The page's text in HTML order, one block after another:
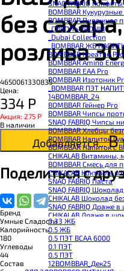
SNAQ FABRIQ
BOMBBAR
BOMBBAR Пирожное
_CИРОПЫ MONIN
_Dubai Collection
_BOMBBAR ЖБ
BOMBBAR Креатин Pro
BOMBBAR Amino
BOMBBAR EAA Pro
BOMBBAR Изотоник
_BOMBBAR ПЭТ
14BOMBBAR_24
BOMBBAR Гейнер Pro
BOMBBAR Чипсы
SNAQ FABRIQ Чипсы
BOMBBAR Хлебцы
BOMBBAR Напиток
BOMBBAR Напиток с
CHIKALAB
BOMBBAR Смесь для
CHIKALAB Коктейль
SNAQ FABRIQ Паста
SNAQ FABRIQ
CHIKALAB Шоколад
SNAQ FABRIQ Драже
CHIKALAB Драже в
BOMBBAR Каша
BOMBBAR Джем
BOMBBAR
BOMBBAR Паста
CHIKALAB Паста
CHIKALAB Смеси для
0.33 ЖБ
0.5 ЖБ
0.5 ПЭТ ВСАА 6000
0.1 ПЭТ
0.5 ПЭТ
12BOMBBAR_Дек25
без
розлива
4650061330835
Цена:
334 Р
Акция: 275 Р
В наличии
Добавляется...В
Поделиться с
Бренд
Умные Сладости
Калорийность
180
Углеводы
44
Состав